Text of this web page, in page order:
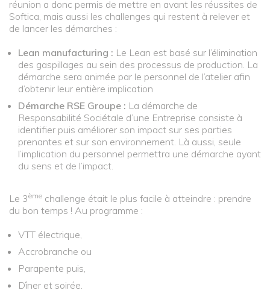
réunion a donc permis de mettre en avant les réussites de
Softica, mais aussi les challenges qui restent à relever et
de lancer les démarches :
Lean manufacturing : Le Lean est basé sur l’élimination
des gaspillages au sein des processus de production. La
démarche sera animée par le personnel de l’atelier afin
d’obtenir leur entière implication
Démarche RSE Groupe : La démarche de
Responsabilité Sociétale d’une Entreprise consiste à
identifier puis améliorer son impact sur ses parties
prenantes et sur son environnement. Là aussi, seule
l’implication du personnel permettra une démarche ayant
du sens et de l’impact.
Le 3ème challenge était le plus facile à atteindre : prendre
du bon temps ! Au programme :
VTT électrique,
Accrobranche ou
Parapente puis,
Dîner et soirée.